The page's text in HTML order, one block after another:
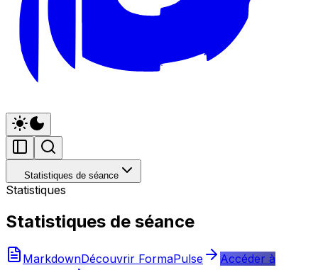
Statistiques de séance
Statistiques
Statistiques de séance
MarkdownDécouvrir FormaPulse
Accéder à